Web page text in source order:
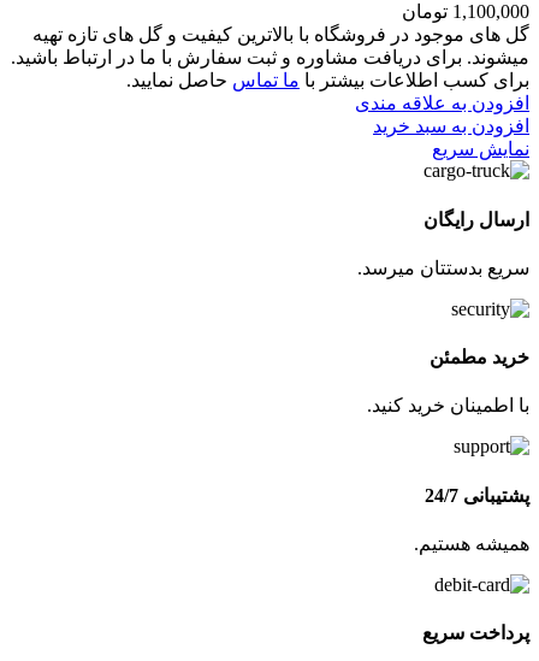
1,100,000 تومان
گل های موجود در فروشگاه با بالاترین کیفیت و گل های تازه تهیه
میشوند. برای دریافت مشاوره و ثبت سفارش با ما در ارتباط باشید.
برای کسب اطلاعات بیشتر با ما تماس حاصل نمایید.
افزودن به علاقه مندی
افزودن به سبد خرید
نمایش سریع
ارسال رایگان
سریع بدستتان میرسد.
خرید مطمئن
با اطمینان خرید کنید.
پشتیبانی 24/7
همیشه هستیم.
پرداخت سریع